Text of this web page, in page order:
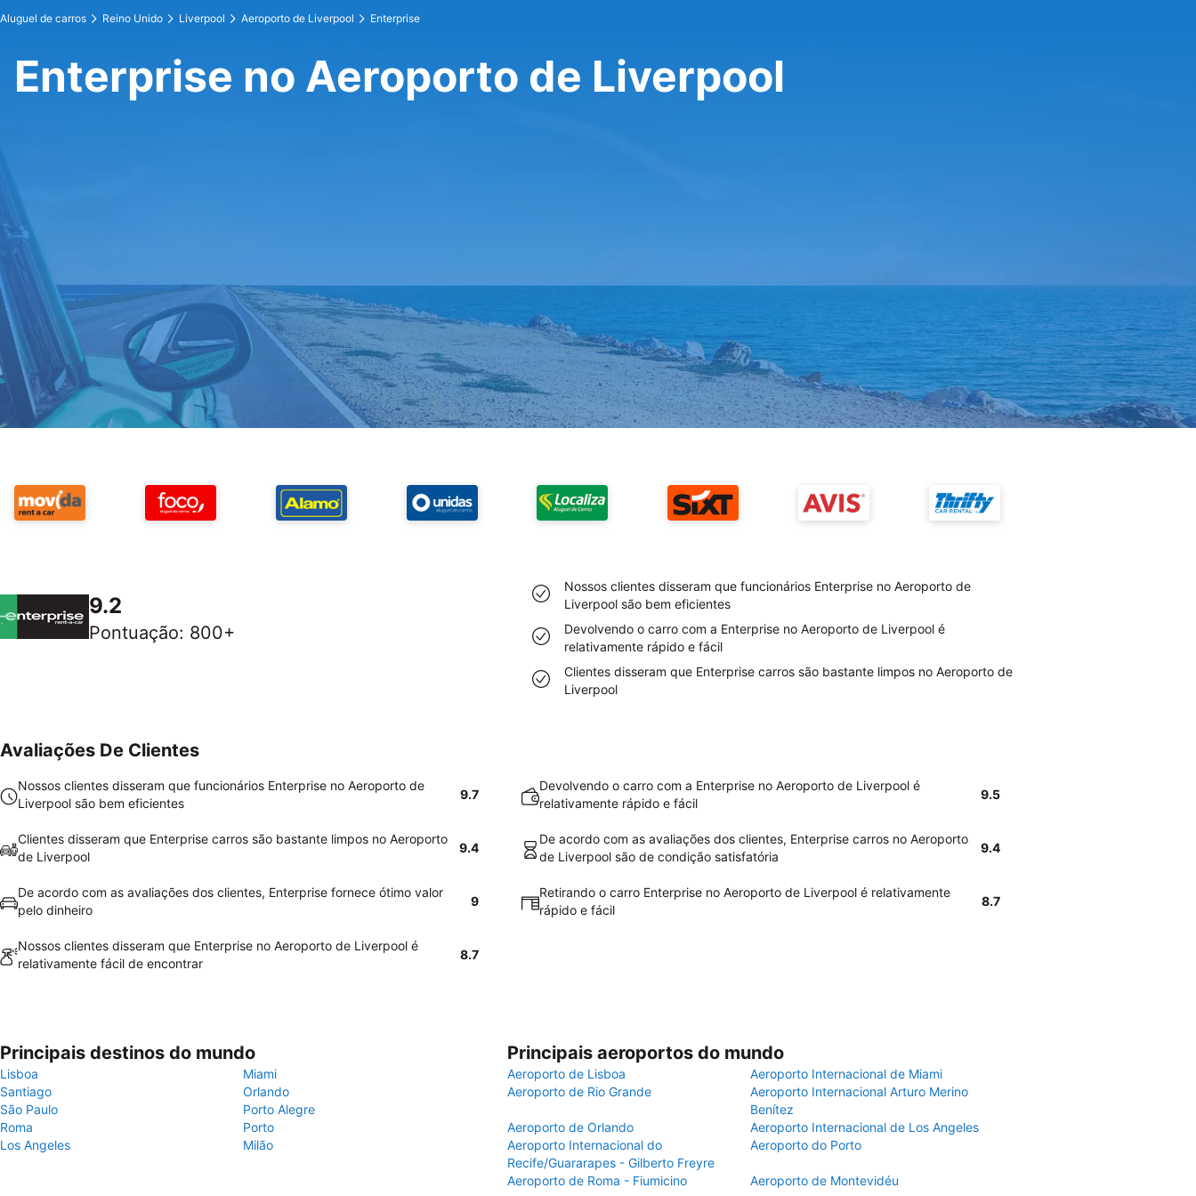
Aluguel de carros Reino Unido Liverpool Aeroporto de Liverpool Enterprise
Enterprise no Aeroporto de Liverpool
9.2
Pontuação: 800+
Nossos clientes disseram que funcionários Enterprise no Aeroporto de
Liverpool são bem eficientes
Devolvendo o carro com a Enterprise no Aeroporto de Liverpool é
relativamente rápido e fácil
Clientes disseram que Enterprise carros são bastante limpos no Aeroporto de
Liverpool
Avaliações De Clientes
Nossos clientes disseram que funcionários Enterprise no Aeroporto de
Liverpool são bem eficientes
9.7
Devolvendo o carro com a Enterprise no Aeroporto de Liverpool é
relativamente rápido e fácil
9.5
Clientes disseram que Enterprise carros são bastante limpos no Aeroporto
de Liverpool
9.4
De acordo com as avaliações dos clientes, Enterprise carros no Aeroporto
de Liverpool são de condição satisfatória
9.4
De acordo com as avaliações dos clientes, Enterprise fornece ótimo valor
pelo dinheiro
9
Retirando o carro Enterprise no Aeroporto de Liverpool é relativamente
rápido e fácil
8.7
Nossos clientes disseram que Enterprise no Aeroporto de Liverpool é
relativamente fácil de encontrar
8.7
Principais destinos do mundo
Lisboa
Miami
Santiago
Orlando
São Paulo
Porto Alegre
Roma
Porto
Los Angeles
Milão
Principais aeroportos do mundo
Aeroporto de Lisboa
Aeroporto Internacional de Miami
Aeroporto de Rio Grande
Aeroporto Internacional Arturo Merino
Benítez
Aeroporto de Orlando
Aeroporto Internacional de Los Angeles
Aeroporto Internacional do
Recife/Guararapes - Gilberto Freyre
Aeroporto do Porto
Aeroporto de Roma - Fiumicino Aeroporto de Montevidéu